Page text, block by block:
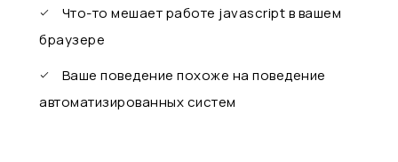
Что-то мешает работе javascript в вашем
браузере
Ваше поведение похоже на поведение
автоматизированных систем